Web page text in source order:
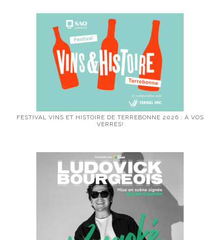
FESTIVAL VINS ET HISTOIRE DE TERREBONNE 2026 : À VOS
VERRES!